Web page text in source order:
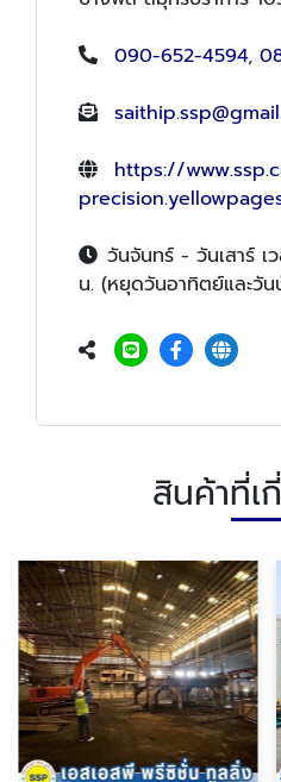
090-652-4594,
https://
วันจันทร์ - วันเสาร์
น. (หยุดวันอาทิตย์และวั
สินค้าที่เ